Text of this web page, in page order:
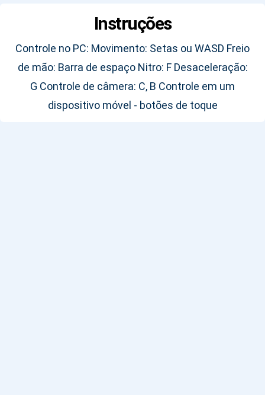
Instruções
Controle no PC: Movimento: Setas ou WASD Freio
de mão: Barra de espaço Nitro: F Desaceleração:
G Controle de câmera: C, B Controle em um
dispositivo móvel - botões de toque